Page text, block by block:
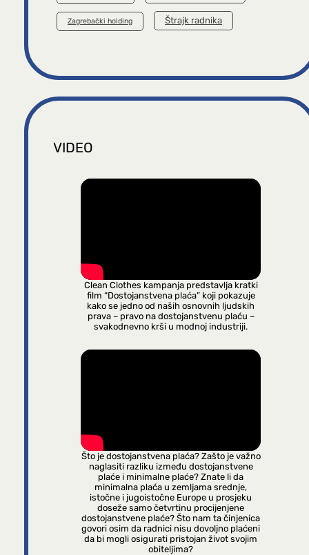
Zagrebački holding Štrajk radnika
VIDEO
Clean Clothes kampanja predstavlja kratki
film “Dostojanstvena plaća” koji pokazuje
kako se jedno od naših osnovnih ljudskih
prava – pravo na dostojanstvenu plaću –
svakodnevno krši u modnoj industriji.
Što je dostojanstvena plaća? Zašto je važno
naglasiti razliku između dostojanstvene
plaće i minimalne plaće? Znate li da
minimalna plaća u zemljama srednje,
istočne i jugoistočne Europe u prosjeku
doseže samo četvrtinu procijenjene
dostojanstvene plaće? Što nam ta činjenica
govori osim da radnici nisu dovoljno plaćeni
da bi mogli osigurati pristojan život svojim
obiteljima?